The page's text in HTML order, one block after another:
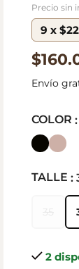
COLOR
TALLE :
2
Precio sin
9 x
Envío